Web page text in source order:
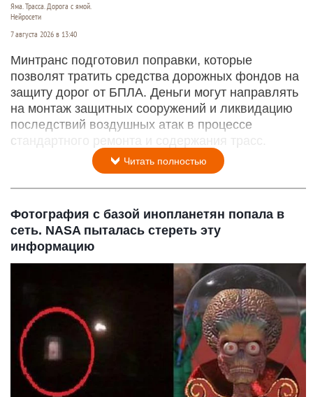
Яма. Трасса. Дорога с ямой.
Нейросети
7 августа 2026 в 13:40
Минтранс подготовил поправки, которые
позволят тратить средства дорожных фондов на
защиту дорог от БПЛА. Деньги могут направлять
на монтаж защитных сооружений и ликвидацию
последствий воздушных атак в процессе
стандартного ремонта и содержания трасс.
Читать полностью
Фотография с базой инопланетян попала в
сеть. NASA пыталась стереть эту
информацию